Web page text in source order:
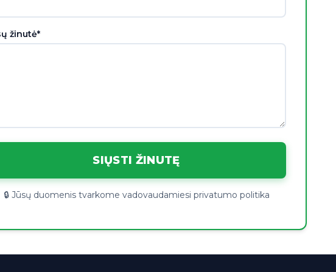
žinutė*
SIŲSTI ŽINUTĘ
🔒 Jūsų duomenis tvarkome vadovaudamiesi privatumo politika